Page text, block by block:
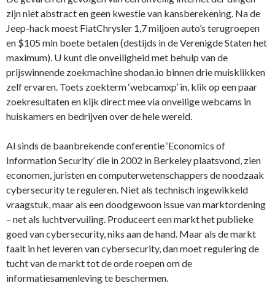
zijn niet abstract en geen kwestie van kansberekening. Na de
Jeep-hack moest FiatChrysler 1,7 miljoen auto’s terugroepen
en $105 mln boete betalen (destijds in de Verenigde Staten het
maximum). U kunt die onveiligheid met behulp van de
prijswinnende zoekmachine shodan.io binnen drie muisklikken
zelf ervaren. Toets zoekterm ‘webcamxp’ in, klik op een paar
zoekresultaten en kijk direct mee via onveilige webcams in
huiskamers en bedrijven over de hele wereld.
Al sinds de baanbrekende conferentie ‘Economics of
Information Security’ die in 2002 in Berkeley plaatsvond, zien
economen, juristen en computerwetenschappers de noodzaak
cybersecurity te reguleren. Niet als technisch ingewikkeld
vraagstuk, maar als een doodgewoon issue van marktordening
– net als luchtvervuiling. Produceert een markt het publieke
goed van cybersecurity, niks aan de hand. Maar als de markt
faalt in het leveren van cybersecurity, dan moet regulering de
tucht van de markt tot de orde roepen om de
informatiesamenleving te beschermen.